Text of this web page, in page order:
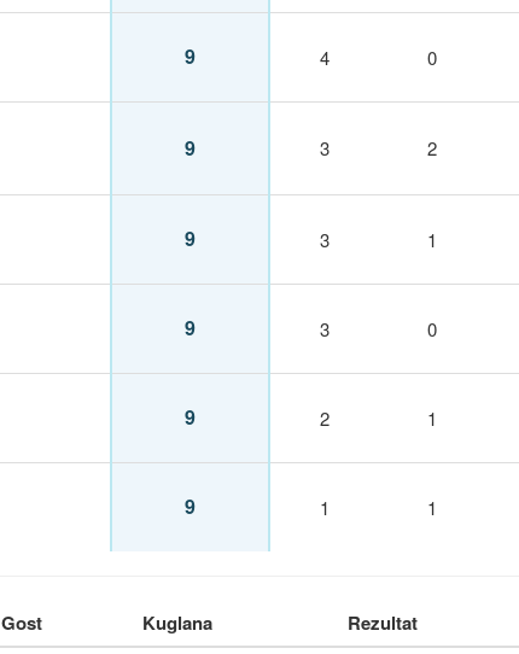
9 4 0
9 3 2
9 3 1
9 3 0
9 2 1
9 1 1
Gost Kuglana Rezultat